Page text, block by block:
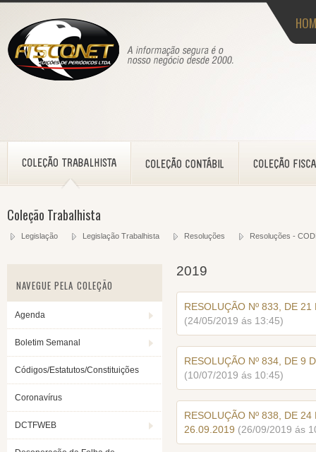
Coleção Trabalhista
Legislação Legislação Trabalhista Resoluções Resoluções -
NAVEGUE PELA COLEÇÃO
Agenda
Boletim Semanal
Códigos/Estatutos/Constituições
Coronavírus
DCTFWEB
2019
RESOLUÇÃO Nº 833, DE
(24/05/2019 ás 13:45)
RESOLUÇÃO Nº 834, DE 9
(10/07/2019 ás 10:45)
RESOLUÇÃO Nº 838, DE
26.09.2019 (26/09/2019 ás